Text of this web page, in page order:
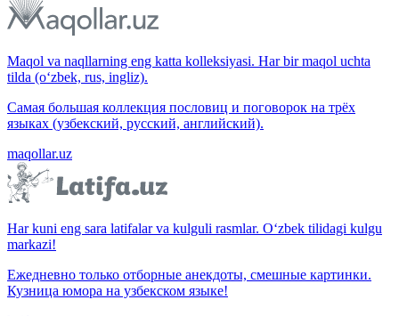
Maqol va naqllarning eng katta kolleksiyasi. Har bir maqol uchta
tilda (o‘zbek, rus, ingliz).
Самая большая коллекция пословиц и поговорок на трёх
языках (узбекский, русский, английский).
maqollar.uz
Har kuni eng sara latifalar va kulguli rasmlar. O‘zbek tilidagi kulgu
markazi!
Ежедневно только отборные анекдоты, смешные картинки.
Кузница юмора на узбекском языке!